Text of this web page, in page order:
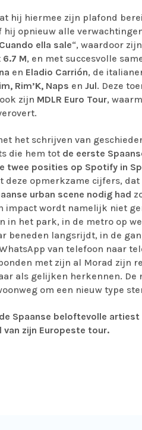
hij hiermee zijn plafond
opnieuw alle
ella sale“, waardoor
6.7 M, en met succesvolle
en Eladio Carrión, de
Rim’K, Naps en Jul. Deze
zijn MDLR Euro Tour,
het schrijven van
die hem tot de eerste
twee posities op Spotify in
deze opmerkzame cijfers,
urban scene nodig had
impact wordt namelijk niet
in het park, in de metro op
beneden langsrijdt, in de
van telefoon naar
met zijn al Morad zijn
als gelijken herkennen. De
om een nieuw type
Spaanse beloftevolle artiest
zijn Europeste tour.